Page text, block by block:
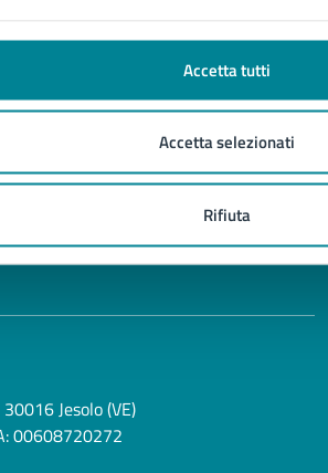
Accetta tutti
Accetta selezionati
Rifiuta
Jesolo (VE)
00608720272